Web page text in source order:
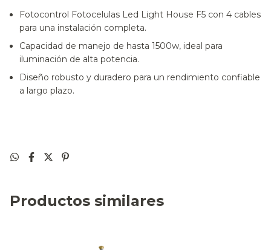
Fotocontrol Fotocelulas Led Light House F5 con 4 cables
para una instalación completa.
Capacidad de manejo de hasta 1500w, ideal para
iluminación de alta potencia.
Diseño robusto y duradero para un rendimiento confiable
a largo plazo.
Productos similares